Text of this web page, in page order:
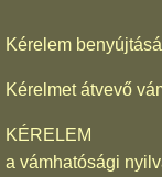
Kérelem
Kérelmet átvevő
KÉRELEM
a vámhatósági